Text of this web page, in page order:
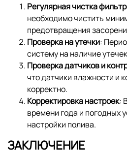
Регулярная чистка
необходимо чистить
предотвращения
Проверка на утечки:
систему на наличие
Проверка датчиков и
что датчики влажности и
корректно.
Корректировка настроек:
времени года и погодных
настройки полива.
ЗАКЛЮЧЕНИЕ